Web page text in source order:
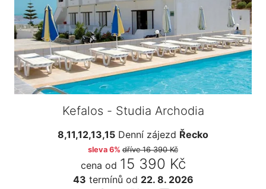
Kefalos - Studia Archodia
8,11,12,13,15 Denní zájezd Řecko
sleva 6% dříve16 390 Kč
cena od 15 390 Kč
43 termínů od 22. 8. 2026